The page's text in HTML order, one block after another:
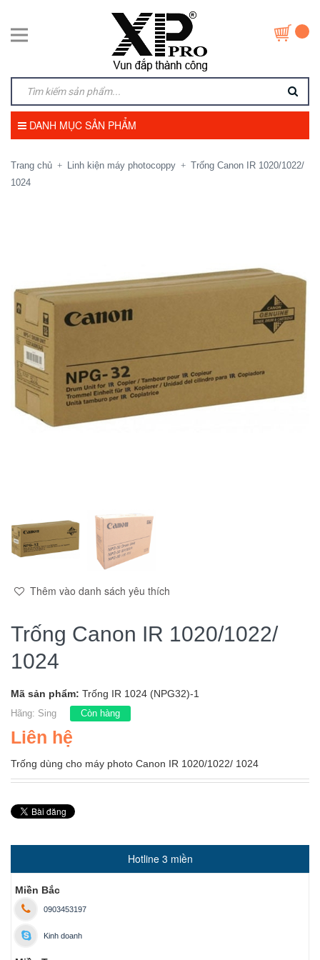
DANH MỤC SẢN PHẨM
Trang chủ + Linh kiện máy photocoppy + Trống Canon IR 1020/1022/
1024
Thêm vào danh sách yêu thích
Trống Canon IR 1020/1022/
1024
Mã sản phẩm: Trống IR 1024 (NPG32)-1
Hãng: Sing Còn hàng
Liên hệ
Trống dùng cho máy photo Canon IR 1020/1022/ 1024
Hotline 3 miền
Miền Bắc
0903453197
Kinh doanh